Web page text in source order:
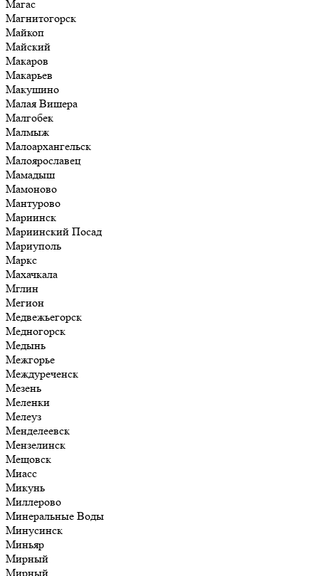
Магас
Магнитогорск
Майкоп
Майский
Макаров
Макарьев
Макушино
Малая Вишера
Малгобек
Малмыж
Малоархангельск
Малоярославец
Мамадыш
Мамоново
Мантурово
Мариинск
Мариинский Посад
Мариуполь
Маркс
Махачкала
Мглин
Мегион
Медвежьегорск
Медногорск
Медынь
Межгорье
Междуреченск
Мезень
Меленки
Мелеуз
Менделеевск
Мензелинск
Мещовск
Миасс
Микунь
Миллерово
Минеральные Воды
Минусинск
Миньяр
Мирный
Мирный